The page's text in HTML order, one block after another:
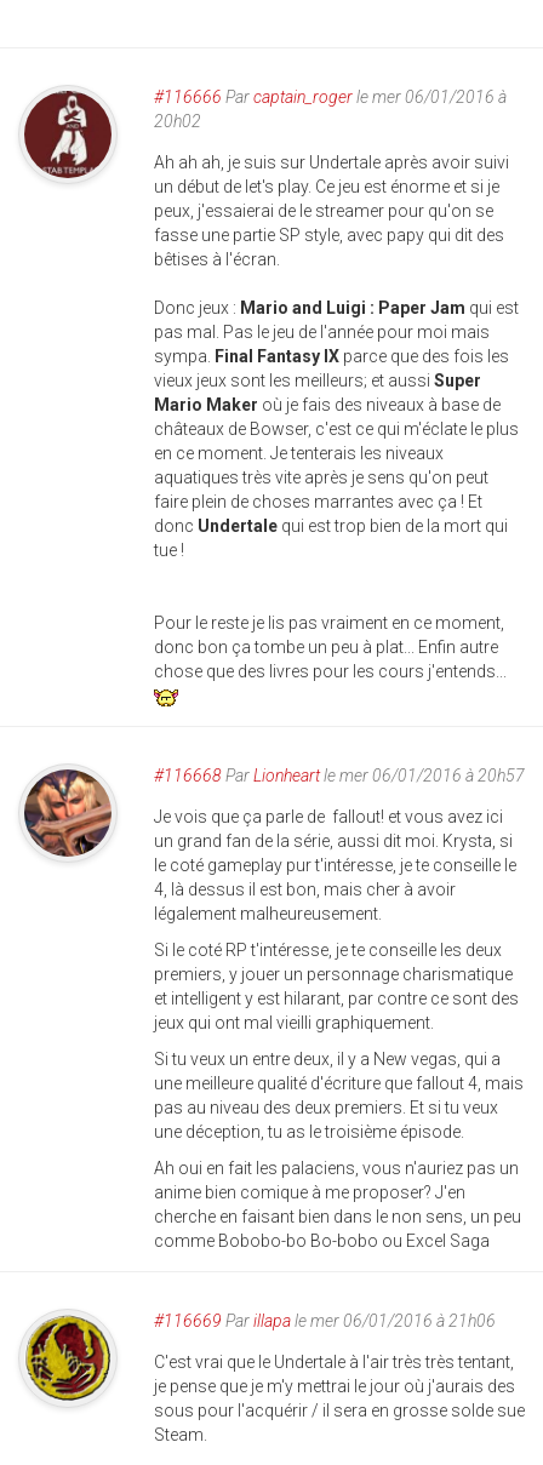
#116666 Parcaptain_rogerle mer 06/01/2016 à
20h02
Ah ah ah, je suis sur Undertale après avoir suivi
un début de let's play. Ce jeu est énorme et si je
peux, j'essaierai de le streamer pour qu'on se
fasse une partie SP style, avec papy qui dit des
bêtises à l'écran.
Donc jeux : Mario and Luigi : Paper Jam qui est
pas mal. Pas le jeu de l'année pour moi mais
sympa. Final Fantasy IX parce que des fois les
vieux jeux sont les meilleurs; et aussi Super
Mario Maker où je fais des niveaux à base de
châteaux de Bowser, c'est ce qui m'éclate le plus
en ce moment. Je tenterais les niveaux
aquatiques très vite après je sens qu'on peut
faire plein de choses marrantes avec ça ! Et
donc Undertale qui est trop bien de la mort qui
tue !
Pour le reste je lis pas vraiment en ce moment,
donc bon ça tombe un peu à plat... Enfin autre
chose que des livres pour les cours j'entends...
#116668ParLionheartle mer 06/01/2016 à 20h57
Je vois que ça parle de fallout! et vous avez ici
un grand fan de la série, aussi dit moi. Krysta, si
le coté gameplay pur t'intéresse, je te conseille le
4, là dessus il est bon, mais cher à avoir
légalement malheureusement.
Si le coté RP t'intéresse, je te conseille les deux
premiers, y jouer un personnage charismatique
et intelligent y est hilarant, par contre ce sont des
jeux qui ont mal vieilli graphiquement.
Si tu veux un entre deux, il y a New vegas, qui a
une meilleure qualité d'écriture que fallout 4, mais
pas au niveau des deux premiers. Et si tu veux
une déception, tu as le troisième épisode.
Ah oui en fait les palaciens, vous n'auriez pas un
anime bien comique à me proposer? J'en
cherche en faisant bien dans le non sens, un peu
comme Bobobo-bo Bo-bobo ou Excel Saga
#116669 Parillapale mer 06/01/2016 à 21h06
C'est vrai que le Undertale à l'air très très tentant,
je pense que je m'y mettrai le jour où j'aurais des
sous pour l'acquérir / il sera en grosse solde sue
Steam.